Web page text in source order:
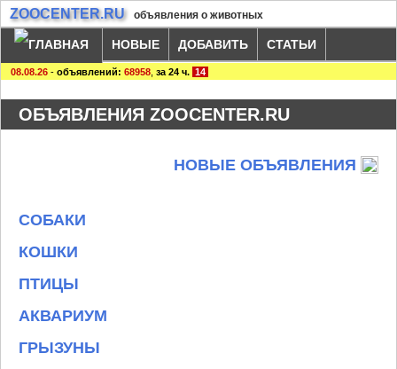
ZOOCENTER.RU объявления о животных
НОВЫЕ ДОБАВИТЬ СТАТЬИ
08.08.26 - объявлений: 68958 за 24 ч. 14
ОБЪЯВЛЕНИЯ ZOOCENTER.RU
НОВЫЕ ОБЪЯВЛЕНИЯ
СОБАКИ
КОШКИ
ПТИЦЫ
АКВАРИУМ
ГРЫЗУНЫ